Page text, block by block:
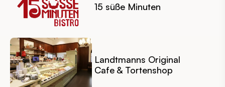
15 süße Minuten
Landtmanns Original
Cafe & Tortenshop